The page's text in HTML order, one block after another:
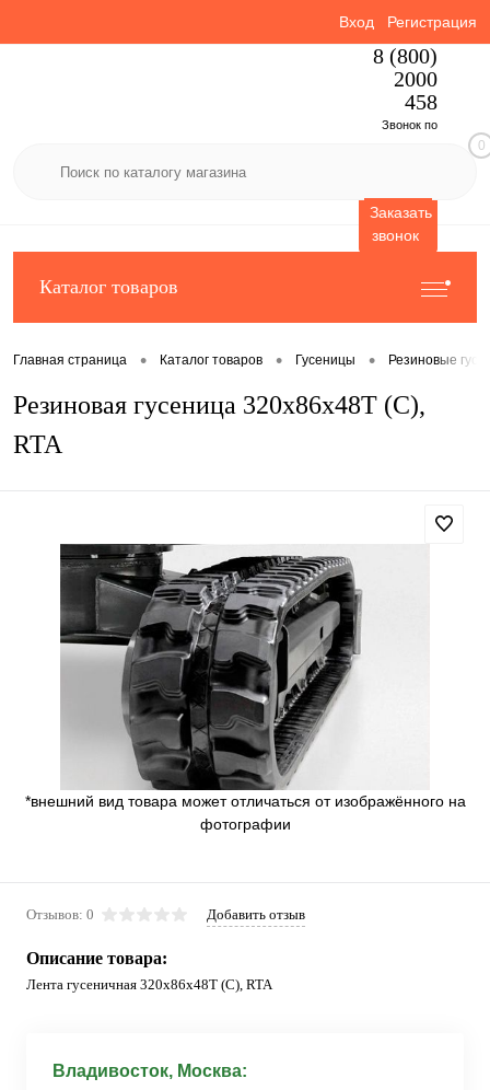
Вход Регистрация
8 (800)
2000
458
Звонок по
Заказать
звонок
0
Каталог товаров
Главная страница • Каталог товаров • Гусеницы • Резиновые
Резиновая гусеница 320x86x48T (C),
RTA
*внешний вид товара может отличаться от изображённого на
фотографии
Отзывов: 0 Добавить отзыв
Описание товара:
Лента гусеничная 320x86x48T (C), RTA
Владивосток, Москва: